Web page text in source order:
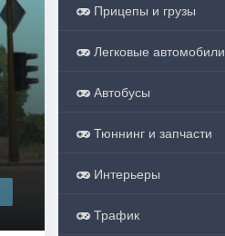
Прицепы и грузы
Легковые автомобили
Автобусы
Тюннинг и запчасти
Интерьеры
Трафик